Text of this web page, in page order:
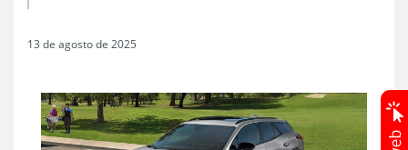
13 de agosto de 2025